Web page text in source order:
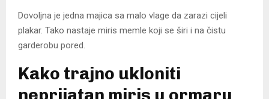
Dovoljna je jedna majica sa malo vlage da zarazi cijeli
plakar. Tako nastaje miris memle koji se širi i na čistu
garderobu pored.
Kako trajno ukloniti